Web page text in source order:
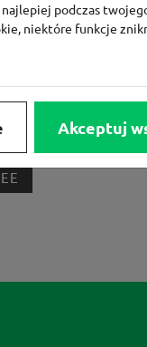
CCC SMYK
4F OLEOLE!
najlepiej podczas
niektóre funkcje
Akceptuj